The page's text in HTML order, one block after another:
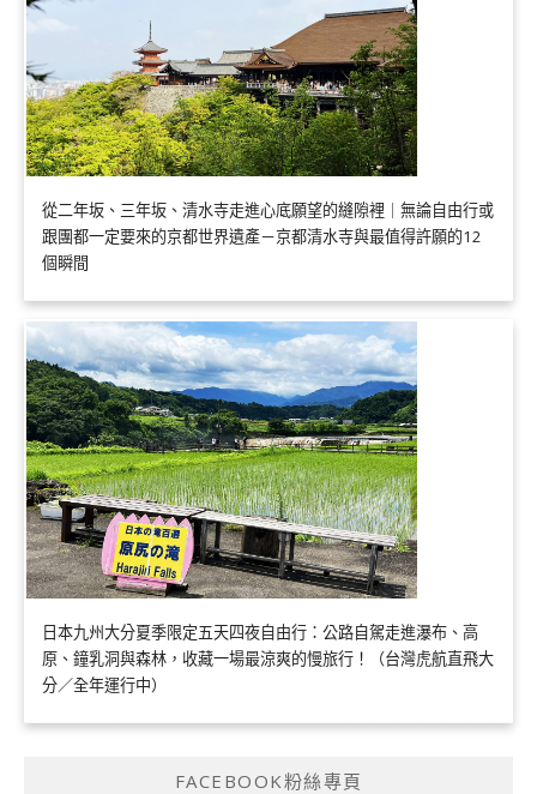
從二年坂、三年坂、清水寺走進心底願望的縫隙裡｜無論自由行或
跟團都一定要來的京都世界遺產－京都清水寺與最值得許願的12
個瞬間
日本九州大分夏季限定五天四夜自由行：公路自駕走進瀑布、高
原、鐘乳洞與森林，收藏一場最涼爽的慢旅行！（台灣虎航直飛大
分／全年運行中）
FACEBOOK粉絲專頁